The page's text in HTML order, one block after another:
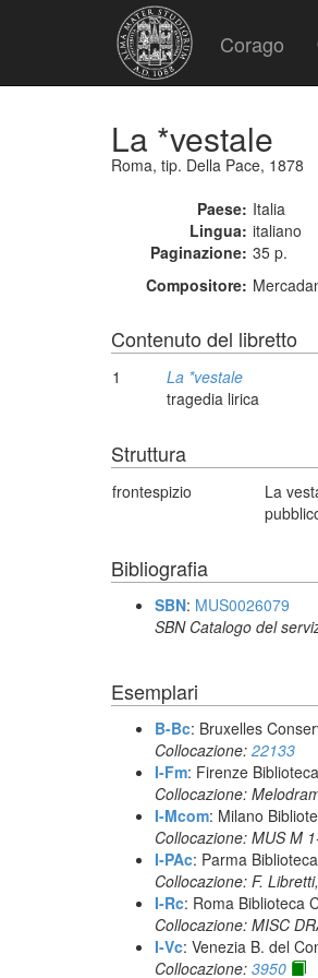
Corago
La *vestale
Roma, tip. Della Pace, 1878
Paese: Italia
Lingua: italiano
Paginazione: 35 p.
Compositore:
Contenuto del libretto
1
La *vestale
tragedia lirica
Struttura
frontespizio
La
Bibliografia
SBN: MUS0026079
SBN Catalogo del
Esemplari
B-Bc: Bruxelles
Collocazione: 22133
I-Fm: Firenze
Collocazione:
I-Mcom: Milano
Collocazione: MUS M
I-PAc: Parma
Collocazione: F.
I-Rc: Roma Biblioteca
Collocazione: MISC
I-Vc: Venezia B. del
Collocazione: 3950